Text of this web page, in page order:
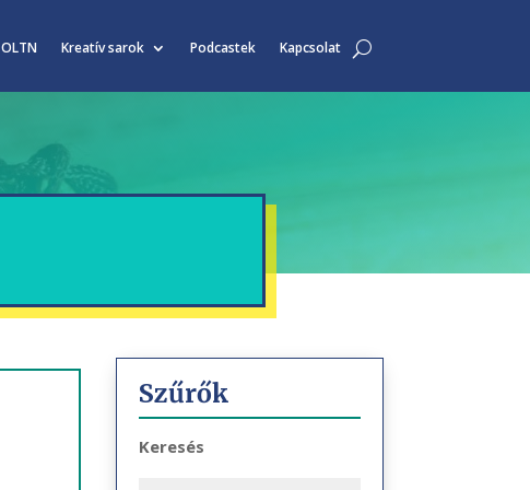
OLTN Kreatív sarok Podcastek Kapcsolat
Szűrők
Keresés